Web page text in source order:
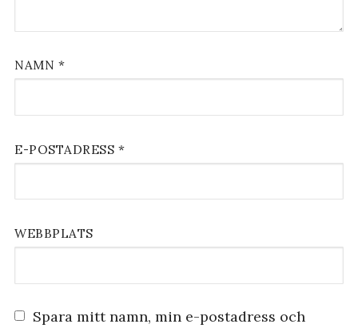
NAMN *
E-POSTADRESS *
WEBBPLATS
Spara mitt namn, min e-postadress och